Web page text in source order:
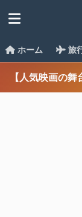
ホーム 旅
【人気映画の